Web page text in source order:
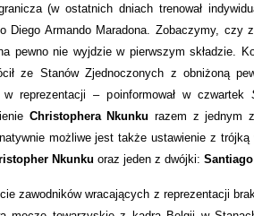
(w ostatnich dniach trenował
Diego Armando Maradona. Zobaczymy, czy
pewno nie wyjdzie w pierwszym składzie.
ze Stanów Zjednoczonych z obniżoną
reprezentacji – poinformował w czwartek
Christophera Nkunku razem z jednym
możliwe jest także ustawienie z
Nkunku oraz jeden z dwójki:
zawodników wracających z reprezentacji